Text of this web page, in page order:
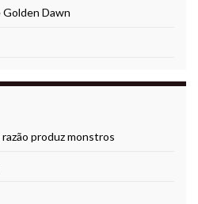
Dawn
produz monstros